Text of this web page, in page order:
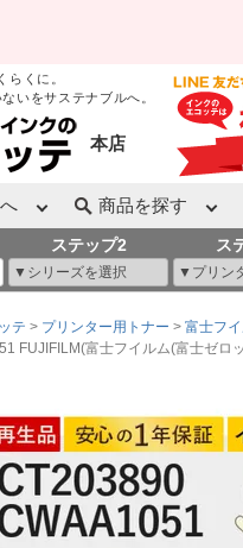
らくに。
いをサステナブルへ。
本店
商品を探す
ステップ2 ス
テ プリンター用トナー
富士フ
FUJIFILM(富士フイルム(富士ゼロ